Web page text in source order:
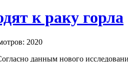
к раку горла
2020
данным нового